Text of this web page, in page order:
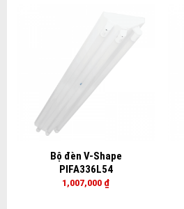
Bộ đèn V-Shape
PIFA336L54
1,007,000 ₫